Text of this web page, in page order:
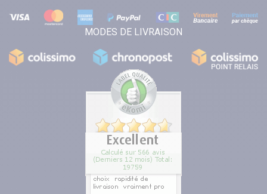
MODES DE LIVRAISON